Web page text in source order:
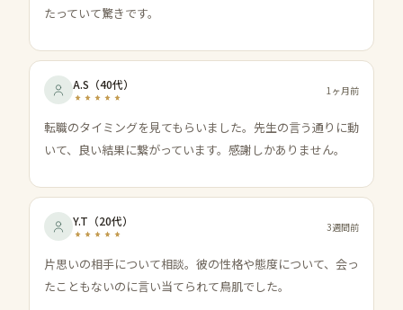
たっていて驚きです。
A.S （40代） 1ヶ月前
転職のタイミングを見てもらいました。先生の言う通りに動
いて、良い結果に繋がっています。感謝しかありません。
Y.T （20代） 3週間前
片思いの相手について相談。彼の性格や態度について、会っ
たこともないのに言い当てられて鳥肌でした。